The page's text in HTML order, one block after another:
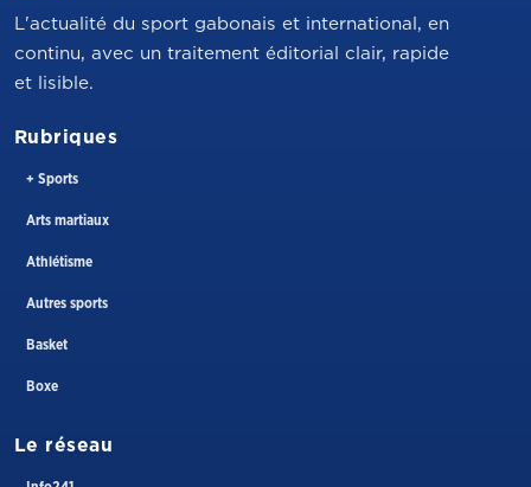
L'actualité du sport gabonais et international, en
continu, avec un traitement éditorial clair, rapide
et lisible.
Rubriques
+ Sports
Arts martiaux
Athlétisme
Autres sports
Basket
Boxe
Le réseau